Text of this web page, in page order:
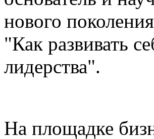
нового
"Как развивать
лидерства".
На площадке